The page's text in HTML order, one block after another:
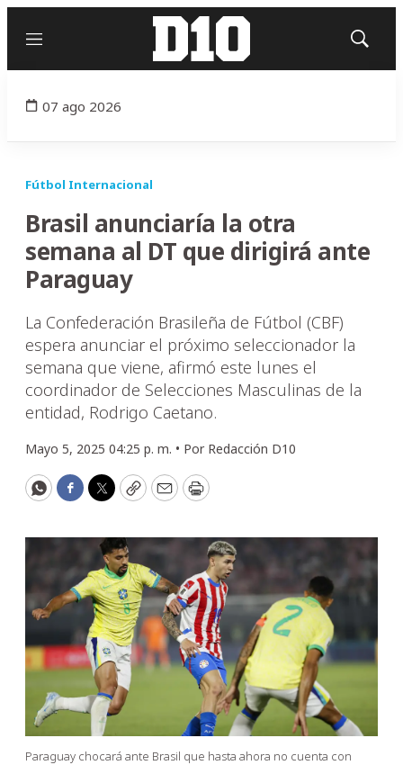
Menú
Mostrar
07 ago 2026
Fútbol Internacional
Brasil anunciaría la otra
semana al DT que dirigirá ante
Paraguay
La Confederación Brasileña de Fútbol (CBF)
espera anunciar el próximo seleccionador la
semana que viene, afirmó este lunes el
coordinador de Selecciones Masculinas de la
entidad, Rodrigo Caetano.
Mayo 5, 2025 04:25 p. m. • Por Redacción D10
WhatsApp
Facebook
Twitter
CopyEmailPrint
Paraguay chocará ante Brasil que hasta ahora no cuenta con